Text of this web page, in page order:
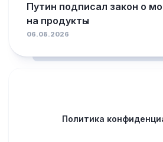
Путин подписал закон о
на продукты
06.08.2026
Политика